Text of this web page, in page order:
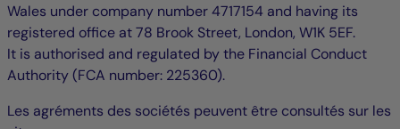
Wales under company number 4717154 and having its
registered office at 78 Brook Street, London, W1K 5EF.
It is authorised and regulated by the Financial Conduct
Authority (FCA number: 225360).
Les agréments des sociétés peuvent être consultés sur les